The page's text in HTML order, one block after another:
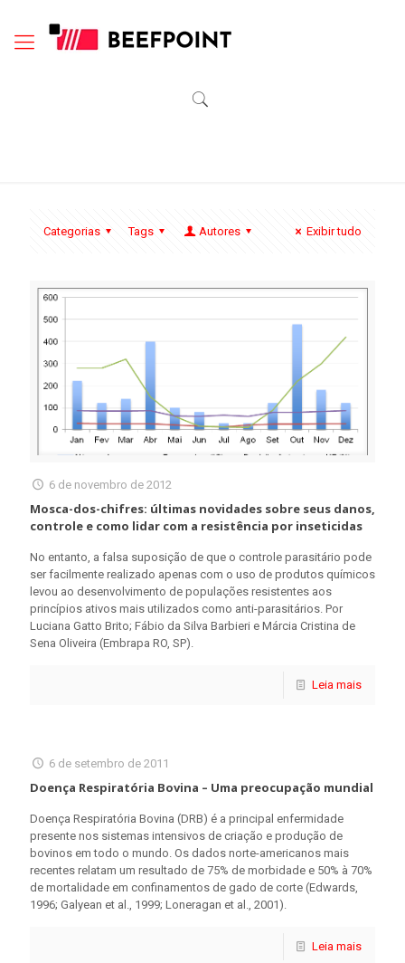
Categorias Tags Autores Exibir tudo
6 de novembro de 2012
Mosca-dos-chifres: últimas novidades sobre seus danos,
controle e como lidar com a resistência por inseticidas
No entanto, a falsa suposição de que o controle parasitário pode
ser facilmente realizado apenas com o uso de produtos químicos
levou ao desenvolvimento de populações resistentes aos
princípios ativos mais utilizados como anti-parasitários. Por
Luciana Gatto Brito; Fábio da Silva Barbieri e Márcia Cristina de
Sena Oliveira (Embrapa RO, SP).
Leia mais
6 de setembro de 2011
Doença Respiratória Bovina – Uma preocupação mundial
Doença Respiratória Bovina (DRB) é a principal enfermidade
presente nos sistemas intensivos de criação e produção de
bovinos em todo o mundo. Os dados norte-americanos mais
recentes relatam um resultado de 75% de morbidade e 50% à 70%
de mortalidade em confinamentos de gado de corte (Edwards,
1996; Galyean et al., 1999; Loneragan et al., 2001).
Leia mais